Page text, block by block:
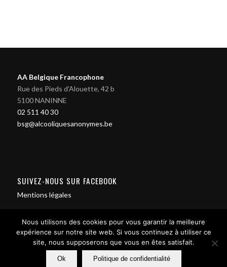
AA Belgique Francophone
Rue des Pieds d'Alouette, 42 b
5100 NANINNE
02 511 40 30
bsg@alcooliquesanonymes.be
SUIVEZ-NOUS SUR FACEBOOK
Mentions légales
Nous utilisons des cookies pour vous garantir la meilleure
expérience sur notre site web. Si vous continuez à utiliser ce
site, nous supposerons que vous en êtes satisfait.
Ok Politique de confidentialité
Contact us